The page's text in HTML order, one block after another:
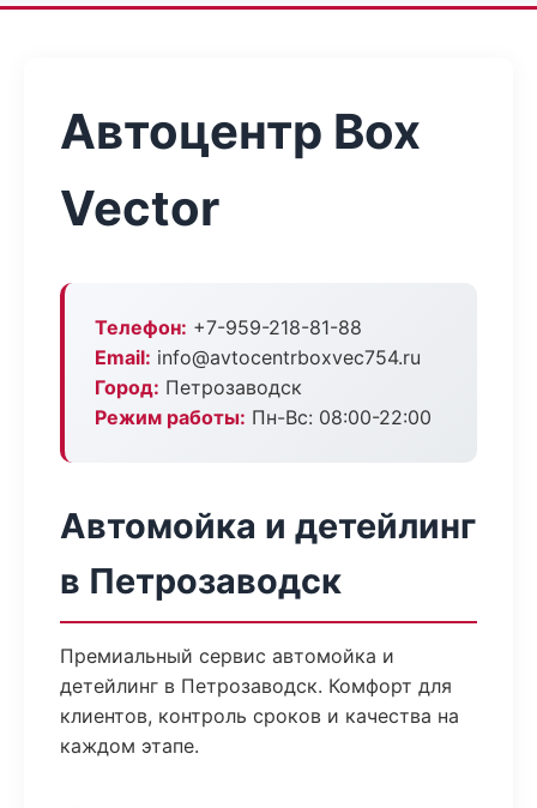
Автоцентр Box
Vector
Телефон: +7-959-218-81-88
Email: info@avtocentrboxvec754.ru
Город: Петрозаводск
Режим работы: Пн-Вс: 08:00-22:00
Автомойка и детейлинг
в Петрозаводск
Премиальный сервис автомойка и
детейлинг в Петрозаводск. Комфорт для
клиентов, контроль сроков и качества на
каждом этапе.